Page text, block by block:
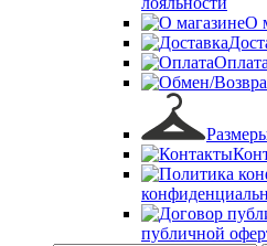
О
Оплата
публичной